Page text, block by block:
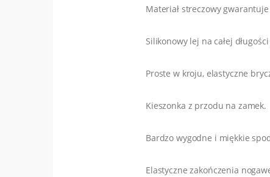
Materiał streczowy
Silikonowy lej na całej
Proste w kroju, elastyczne
Kieszonka z przodu na zamek.
Bardzo wygodne i miękkie
Elastyczne zakończenia